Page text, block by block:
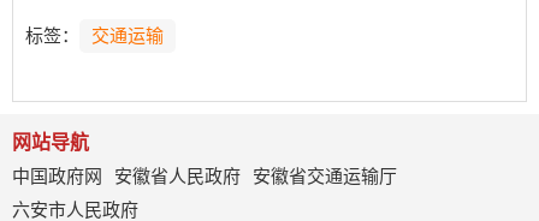
标签： 交通运输
网站导航
中国政府网
安徽省人民政府
安徽省交通运输厅
六安市人民政府